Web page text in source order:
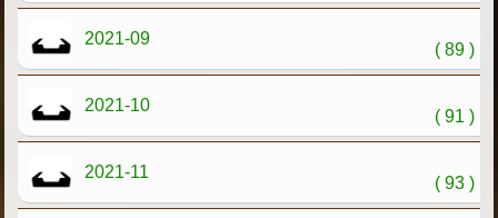
2021-09
( 89 )
2021-10
( 91 )
2021-11
( 93 )